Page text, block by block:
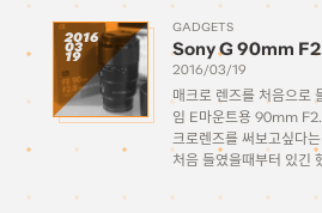
2016
03
19
GADGETS
Sony G 90mm
2016/03/19
매크로 렌즈를 처음으로
임 E마운트용 90mm
크로렌즈를 써보고싶다
처음 들였을때부터 있긴
서 (돈이 없기도 했고..)